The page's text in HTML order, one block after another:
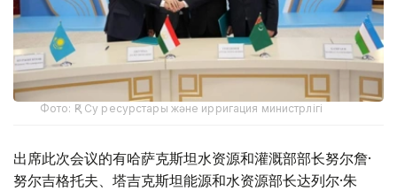
Фото: ҚР Су ресурстары және ирригация министрлігі
出席此次会议的有哈萨克斯坦水资源和灌溉部部长努尔詹·
努尔吉格托夫、塔吉克斯坦能源和水资源部长达列尔·朱